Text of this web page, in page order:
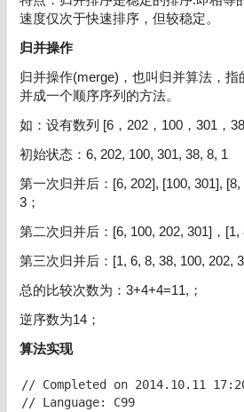
速度仅次于快速排序，但较稳定。
归并操作
归并操作(merge)，也叫归并算法，
并成一个顺序序列的方法。
如：设有数列 [6，202，100，301，
初始状态：6, 202, 100, 301, 38, 8, 1
第一次归并后：[6, 202], [100, 301], [8,
3；
第二次归并后：[6, 100, 202, 301]，[1,
第三次归并后：[1, 6, 8, 38, 100, 202,
总的比较次数为：3+4+4=11,；
逆序数为14；
算法实现
// Completed on 2014.10.11
// Language: C99